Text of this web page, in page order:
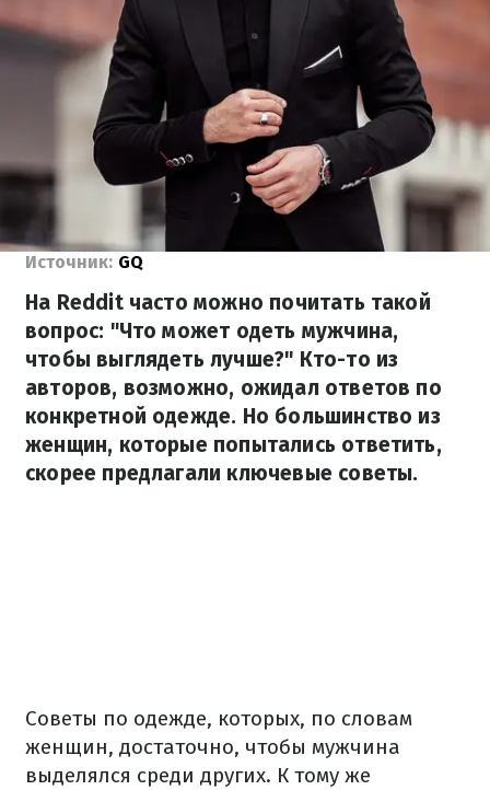
Источник: GQ
На Reddit часто можно почитать такой
вопрос: "Что может одеть мужчина,
чтобы выглядеть лучше?" Кто-то из
авторов, возможно, ожидал ответов по
конкретной одежде. Но большинство из
женщин, которые попытались ответить,
скорее предлагали ключевые советы.
Советы по одежде, которых, по словам
женщин, достаточно, чтобы мужчина
выделялся среди других. К тому же